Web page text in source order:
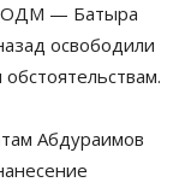
ОДМ — Батыра
освободили
Абдураимов